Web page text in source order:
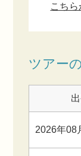
こちら
ツアー
2026年08